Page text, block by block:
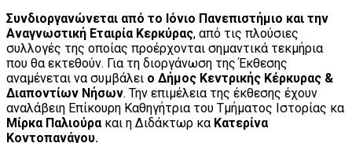
Συνδιοργανώνεται από το Ιόνιο Πανεπιστήμιο και την
Αναγνωστική Εταιρία Κερκύρας, από τις πλούσιες
συλλογές της οποίας προέρχονται σημαντικά τεκμήρια
που θα εκτεθούν. Για τη διοργάνωση της Έκθεσης
αναμένεται να συμβάλει ο Δήμος Κεντρικής Κέρκυρας &
Διαποντίων Νήσων. Την επιμέλεια της έκθεσης έχουν
αναλάβειη Επίκουρη Καθηγήτρια του Τμήματος Ιστορίας κα
Μίρκα Παλιούρακαι η Διδάκτωρ κα Κατερίνα
Κοντοπανάγου.